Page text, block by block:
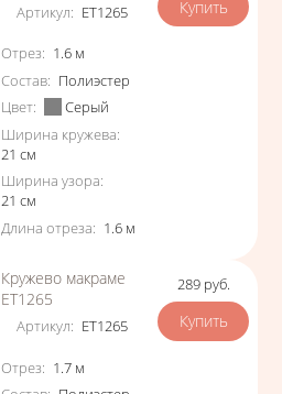
Артикул: ЕТ1265
Характеристики
Отрез: 1.6 м
Состав: Полиэстер
Цвет:
Серый
Ширина кружева:
21 см
Ширина узора:
21 см
Длина отреза: 1.6 м
Кружево макраме
ЕТ1265
Артикул: ЕТ1265
Характеристики
Отрез: 1.7 м
Цена
289 руб.